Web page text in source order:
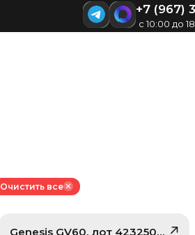
+7 (967)
с 10:00 до
Очистить все
Genesis GV60, лот 42325009